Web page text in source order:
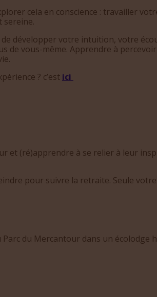
cela en conscience : travailler
sereine.
développer votre intuition, votre
de vous-même. Apprendre à
? c’est ici
(ré)apprendre à se relier à leur
pour suivre la retraite. Seule
du Mercantour dans un écolodge